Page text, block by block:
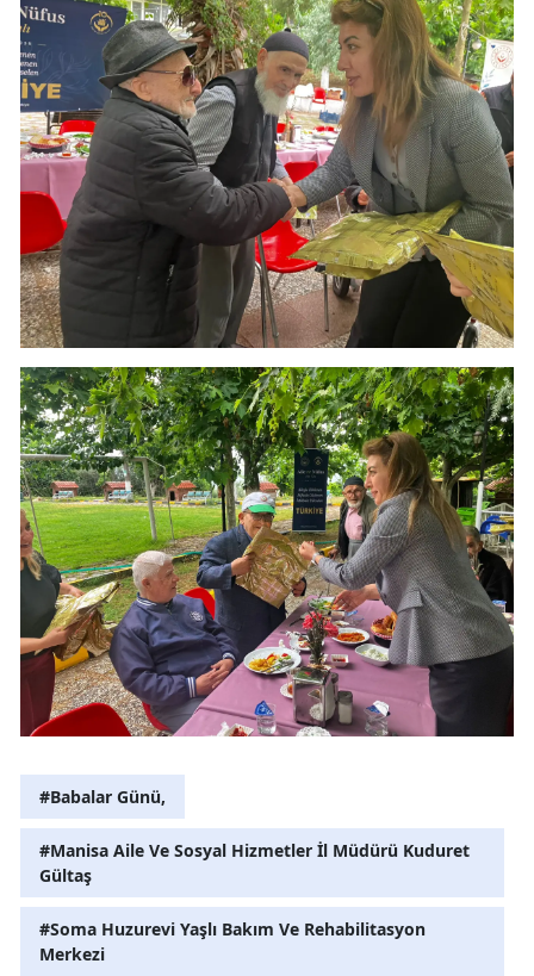
#Babalar Günü,
#Manisa Aile Ve Sosyal Hizmetler İl Müdürü Kuduret
Gültaş
#Soma Huzurevi Yaşlı Bakım Ve Rehabilitasyon
Merkezi